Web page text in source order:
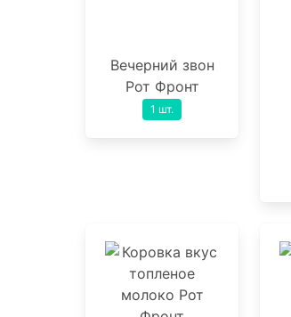
Вечерний звон
Рот Фронт
1 шт.